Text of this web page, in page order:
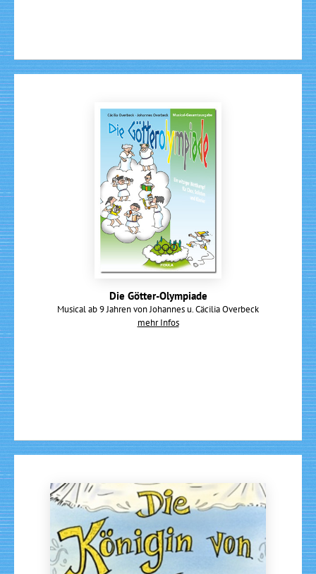
Die Götter-Olympiade
Musical ab 9 Jahren von Johannes u. Cäcilia Overbeck
mehr Infos